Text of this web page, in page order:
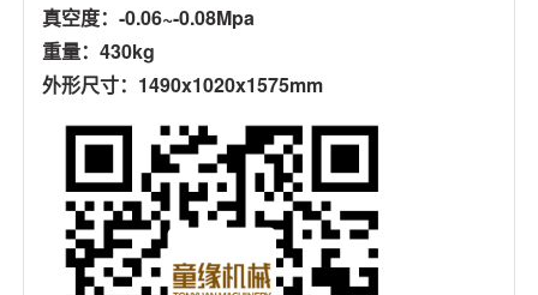
真空度：-0.06~-0.08Mpa
重量：430kg
外形尺寸：1490x1020x1575mm